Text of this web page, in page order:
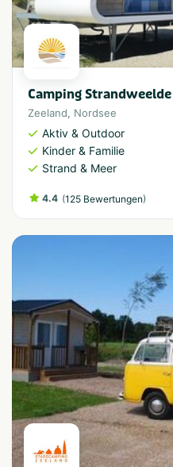
Camping Strandweelde
Zeeland, Nordsee
Aktiv & Outdoor
Kinder & Familie
Strand & Meer
4.4 (125 Bewertungen)